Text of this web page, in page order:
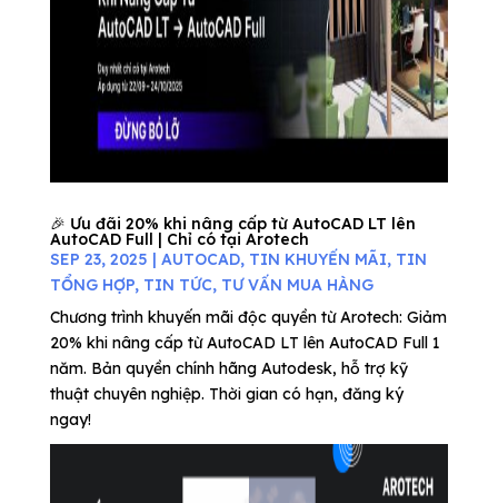
🎉 Ưu đãi 20% khi nâng cấp từ AutoCAD LT lên
AutoCAD Full | Chỉ có tại Arotech
SEP 23, 2025 | AUTOCAD, TIN KHUYẾN MÃI, TIN
TỔNG HỢP, TIN TỨC, TƯ VẤN MUA HÀNG
Chương trình khuyến mãi độc quyền từ Arotech: Giảm
20% khi nâng cấp từ AutoCAD LT lên AutoCAD Full 1
năm. Bản quyền chính hãng Autodesk, hỗ trợ kỹ
thuật chuyên nghiệp. Thời gian có hạn, đăng ký
ngay!